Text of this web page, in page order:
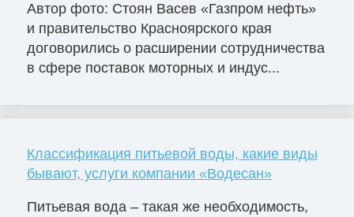
Автор фото: Стоян Васев «Газпром нефть»
и правительство Красноярского края
договорились о расширении сотрудничества
в сфере поставок моторных и индус...
Классификация питьевой воды, какие виды
бывают, услуги компании «Водесан»
Питьевая вода – такая же необходимость,